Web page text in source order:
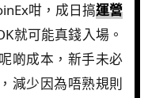
咁，成日搞運營
就可能真錢入場。
呢啲成本，新手未必
減少因為唔熟規則